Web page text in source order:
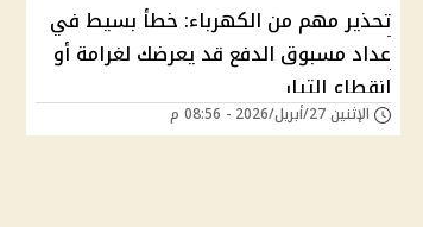
تحذير مهم من الكهرباء: خطأ بسيط في
عداد مسبوق الدفع قد يعرضك لغرامة أو
انقطاع التيار
الإثنين 27/أبريل/2026 - 08:56 م